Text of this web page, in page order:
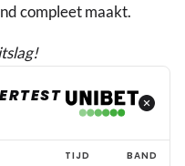
compleet maakt.
TIJD BAND